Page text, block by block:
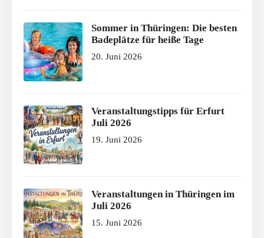
Sommer in Thüringen: Die besten
Badeplätze für heiße Tage
20. Juni 2026
Veranstaltungstipps für Erfurt
Juli 2026
19. Juni 2026
Veranstaltungen in Thüringen im
Juli 2026
15. Juni 2026